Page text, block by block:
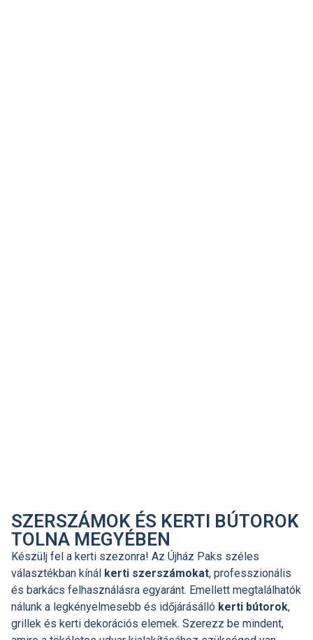
SZERSZÁMOK ÉS KERTI BÚTOROK
TOLNA MEGYÉBEN
Készülj fel a kerti szezonra! Az Újház Paks széles
választékban kínál kerti szerszámokat, professzionális
és barkács felhasználásra egyaránt. Emellett megtalálhatók
nálunk a legkényelmesebb és időjárásálló kerti bútorok,
grillek és kerti dekorációs elemek. Szerezz be mindent,